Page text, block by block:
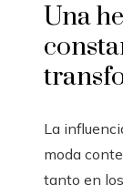
Una
La
moda
tanto en